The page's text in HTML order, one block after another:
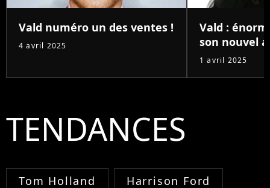
Vald numéro un des ventes !
4 avril 2025
Vald :
son nouvel
1 avril 2025
TENDANCES
Tom Holland Harrison Ford